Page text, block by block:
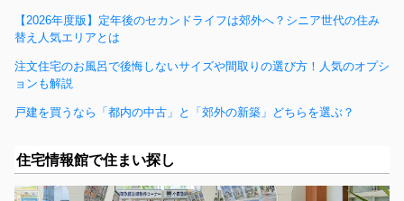
【2026年度版】定年後のセカンドライフは郊外へ？シニア世代の住み
替え人気エリアとは
注文住宅のお風呂で後悔しないサイズや間取りの選び方！人気のオプシ
ョンも解説
戸建を買うなら「都内の中古」と「郊外の新築」どちらを選ぶ？
住宅情報館で住まい探し